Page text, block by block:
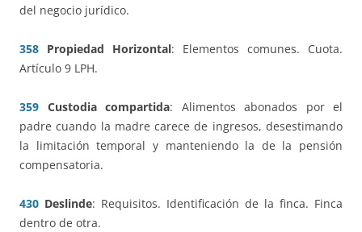
del negocio jurídico.
358 Propiedad Horizontal: Elementos comunes. Cuota.
Artículo 9 LPH.
359 Custodia compartida: Alimentos abonados por el
padre cuando la madre carece de ingresos, desestimando
la limitación temporal y manteniendo la de la pensión
compensatoria.
430 Deslinde: Requisitos. Identificación de la finca. Finca
dentro de otra.